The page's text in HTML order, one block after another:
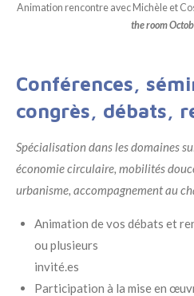
Animation rencontre avec Michèle et
the room
Conférences,
congrès, débats,
Spécialisation dans les domaines
économie circulaire, mobilités
urbanisme, accompagnement au
Animation de vos débats et
ou plusieurs
invité.es
Participation à la mise en